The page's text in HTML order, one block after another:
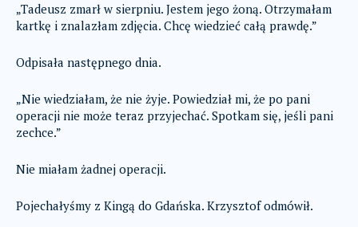
„Tadeusz zmarł w sierpniu. Jestem jego żoną. Otrzymałam
kartkę i znalazłam zdjęcia. Chcę wiedzieć całą prawdę.”
Odpisała następnego dnia.
„Nie wiedziałam, że nie żyje. Powiedział mi, że po pani
operacji nie może teraz przyjechać. Spotkam się, jeśli pani
zechce.”
Nie miałam żadnej operacji.
Pojechałyśmy z Kingą do Gdańska. Krzysztof odmówił.